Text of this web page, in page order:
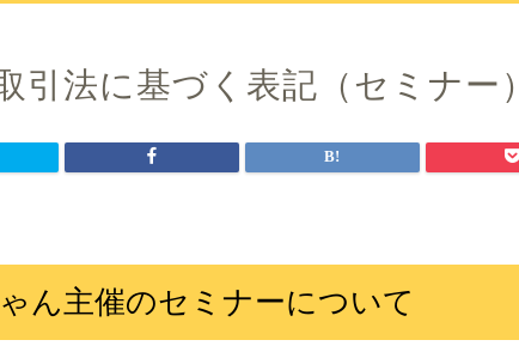
引法に基づく表記（セミナー）
ん主催のセミナーについて